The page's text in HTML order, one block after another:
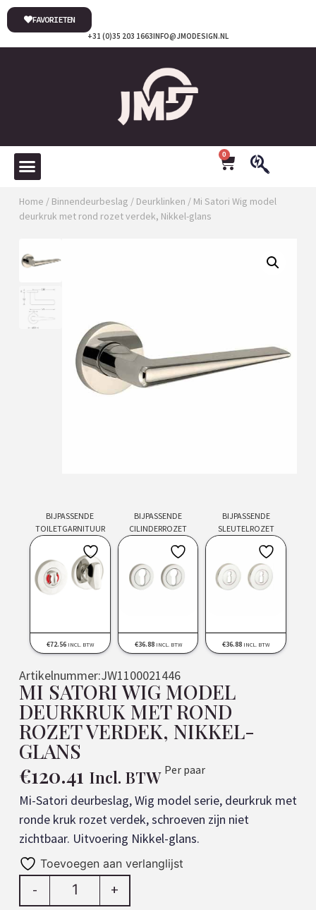
INFO@JMODESIGN.NL
+31 (0)35 203 1663
FAVORIETEN
0
Home / Binnendeurbeslag / Deurklinken / Mi Satori Wig model
deurkruk met rond rozet verdek, Nikkel-glans
BIJPASSENDE
TOILETGARNITUUR
€72.56 INCL. BTW
BIJPASSENDE
CILINDERROZET
€36.88 INCL. BTW
BIJPASSENDE
SLEUTELROZET
€36.88 INCL. BTW
Artikelnummer:JW1100021446
MI SATORI WIG MODEL
DEURKRUK MET ROND
ROZET VERDEK, NIKKEL-
GLANS
€120.41 Incl. BTW Per paar
Mi-Satori deurbeslag, Wig model serie, deurkruk met
ronde kruk rozet verdek, schroeven zijn niet
zichtbaar. Uitvoering Nikkel-glans.
Toevoegen aan verlanglijst
- +